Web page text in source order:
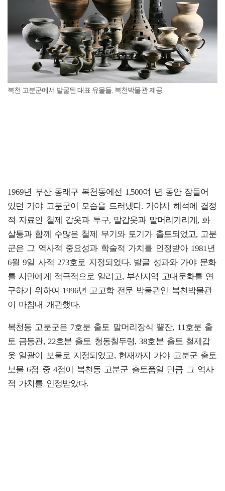
복천 고분군에서 발굴된 대표 유물들. 복천박물관 제공
1969년 부산 동래구 복천동에선 1,500여 년 동안 잠들어
있던 가야 고분군이 모습을 드러냈다. 가야사 해석에 결정
적 자료인 철제 갑옷과 투구, 말갑옷과 말머리가리개, 화
살통과 함께 수많은 철제 무기와 토기가 출토되었고, 고분
군은 그 역사적 중요성과 학술적 가치를 인정받아 1981년
6월 9일 사적 273호로 지정되었다. 발굴 성과와 가야 문화
를 시민에게 적극적으로 알리고, 부산지역 고대문화를 연
구하기 위하여 1996년 고고학 전문 박물관인 복천박물관
이 마침내 개관했다.
복천동 고분군은 7호분 출토 말머리장식 뿔잔, 11호분 출
토 금동관, 22호분 출토 청동칠두령, 38호분 출토 철제갑
옷 일괄이 보물로 지정되었고, 현재까지 가야 고분군 출토
보물 6점 중 4점이 복천동 고분군 출토품일 만큼 그 역사
적 가치를 인정받았다.